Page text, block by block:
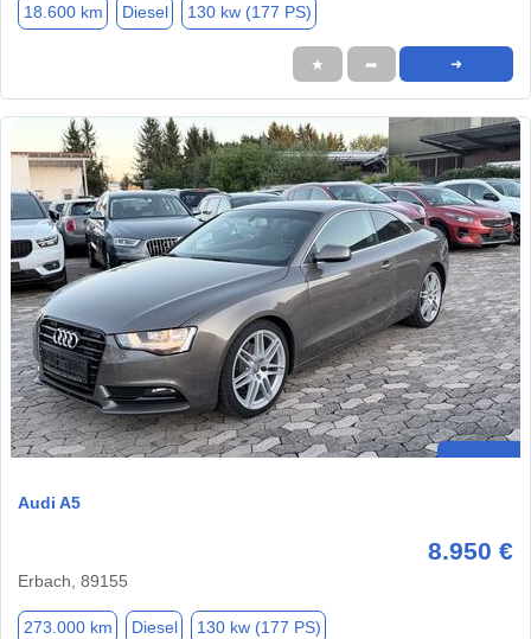
18.600 km Diesel 130 kw (177 PS)
★ ➦ ➜
Audi A5
8.950 €
Erbach, 89155
273.000 km Diesel 130 kw (177 PS)